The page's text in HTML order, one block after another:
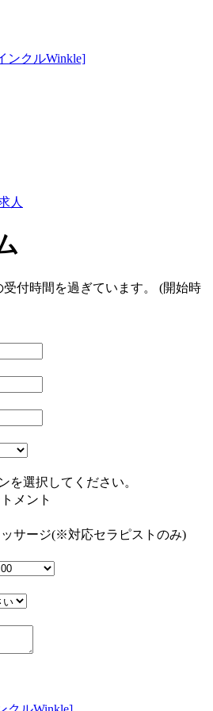
人
付時間を過ぎています。 (開始時
を選択してください。
メント
ッサージ(※対応セラピストのみ)